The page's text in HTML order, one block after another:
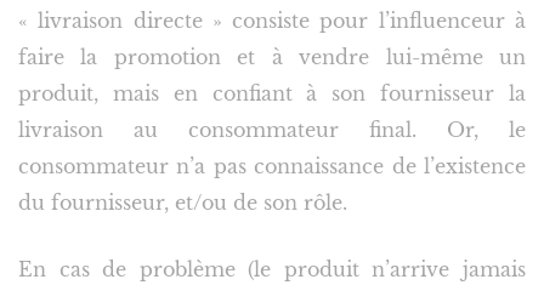
« livraison directe » consiste pour l’influenceur à
faire la promotion et à vendre lui-même un
produit, mais en confiant à son fournisseur la
livraison au consommateur final. Or, le
consommateur n’a pas connaissance de l’existence
du fournisseur, et/ou de son rôle.
En cas de problème (le produit n’arrive jamais